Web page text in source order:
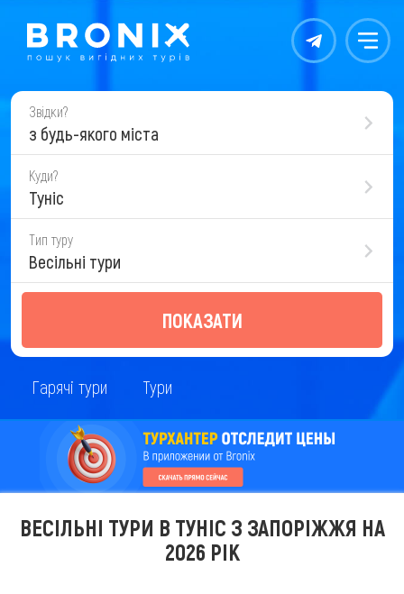
Контакты Меню
Звідки?
з будь-якого міста
Куди?
Туніс
Тип туру
Весільні тури
ПОКАЗАТИ
Гарячі тури Тури
ВЕСІЛЬНІ ТУРИ В ТУНІС З ЗАПОРІЖЖЯ НА
2026 РІК